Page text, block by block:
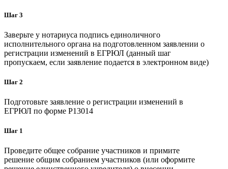
Шаг 3
Заверьте у нотариуса подпись единоличного
исполнительного органа на подготовленном заявлении о
регистрации изменений в ЕГРЮЛ (данный шаг
пропускаем, если заявление подается в электронном виде)
Шаг 2
Подготовьте заявление о регистрации изменений в
ЕГРЮЛ по форме P13014
Шаг 1
Проведите общее собрание участников и примите
решение общим собранием участников (или оформите